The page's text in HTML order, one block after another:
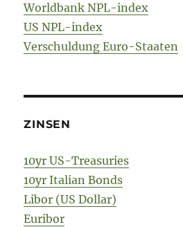
Worldbank NPL-index
US NPL-index
Verschuldung Euro-Staaten
ZINSEN
10yr US-Treasuries
10yr Italian Bonds
Libor (US Dollar)
Euribor